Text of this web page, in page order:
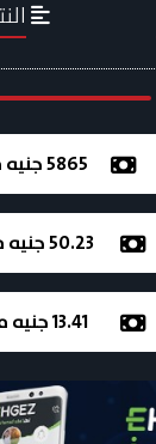
5865 جنيه مصري
50.23 جنيه مصري
13.41 جنيه مصري